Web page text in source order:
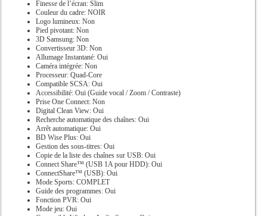
Finesse de l’écran: Slim
Couleur du cadre: NOIR
Logo lumineux: Non
Pied pivotant: Non
3D Samsung: Non
Convertisseur 3D: Non
Allumage Instantané: Oui
Caméra intégrée: Non
Processeur: Quad-Core
Compatible SCSA: Oui
Accessibilité: Oui (Guide vocal / Zoom / Contraste)
Prise One Connect: Non
Digital Clean View: Oui
Recherche automatique des chaînes: Oui
Arrêt automatique: Oui
BD Wise Plus: Oui
Gestion des sous-titres: Oui
Copie de la liste des chaînes sur USB: Oui
Connect Share™ (USB 1A pour HDD): Oui
ConnectShare™ (USB): Oui
Mode Sports: COMPLET
Guide des programmes: Oui
Fonction PVR: Oui
Mode jeu: Oui